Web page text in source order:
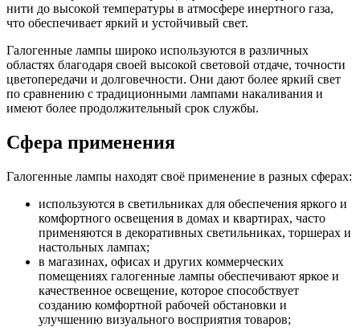
нити до высокой температуры в атмосфере инертного газа,
что обеспечивает яркий и устойчивый свет.
Галогенные лампы широко используются в различных
областях благодаря своей высокой световой отдаче, точности
цветопередачи и долговечности. Они дают более яркий свет
по сравнению с традиционными лампами накаливания и
имеют более продолжительный срок службы.
Сфера применения
Галогенные лампы находят своё применение в разных сферах:
используются в светильниках для обеспечения яркого и
комфортного освещения в домах и квартирах, часто
применяются в декоративных светильниках, торшерах и
настольных лампах;
в магазинах, офисах и других коммерческих
помещениях галогенные лампы обеспечивают яркое и
качественное освещение, которое способствует
созданию комфортной рабочей обстановки и
улучшению визуального восприятия товаров;